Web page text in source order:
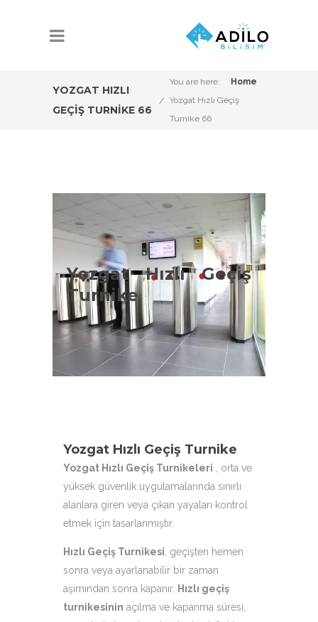
YOZGAT HIZLI
GEÇIŞ TURNIKE 66
You are here:
Home
Yozgat Hızlı Geçiş
Turnike 66
Yozgat Hızlı Geçiş
Turnike
Yozgat Hızlı Geçiş
Turnike Çeşitleri
Yozgat Vip Turnike Sistemleri
konusunda Adilo Bilişim olarak
aşağıdaki ürün çeşitleri ile
hizmetinizdeyiz.
Yozgat Hızlı Geçiş Turnike
Yozgat Hızlı Geçiş Turnikeleri , orta ve
yüksek güvenlik uygulamalarında sınırlı
alanlara giren veya çıkan yayaları kontrol
etmek için tasarlanmıştır.
Hızlı Geçiş Turnikesi , geçişten hemen
sonra veya ayarlanabilir bir zaman
aşımından sonra kapanır. Hızlı geçiş
turnikesinin açılma ve kapanma süresi,